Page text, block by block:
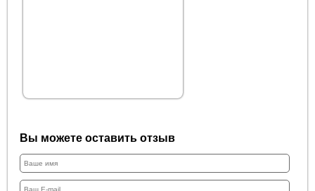
Вы можете оставить отзыв